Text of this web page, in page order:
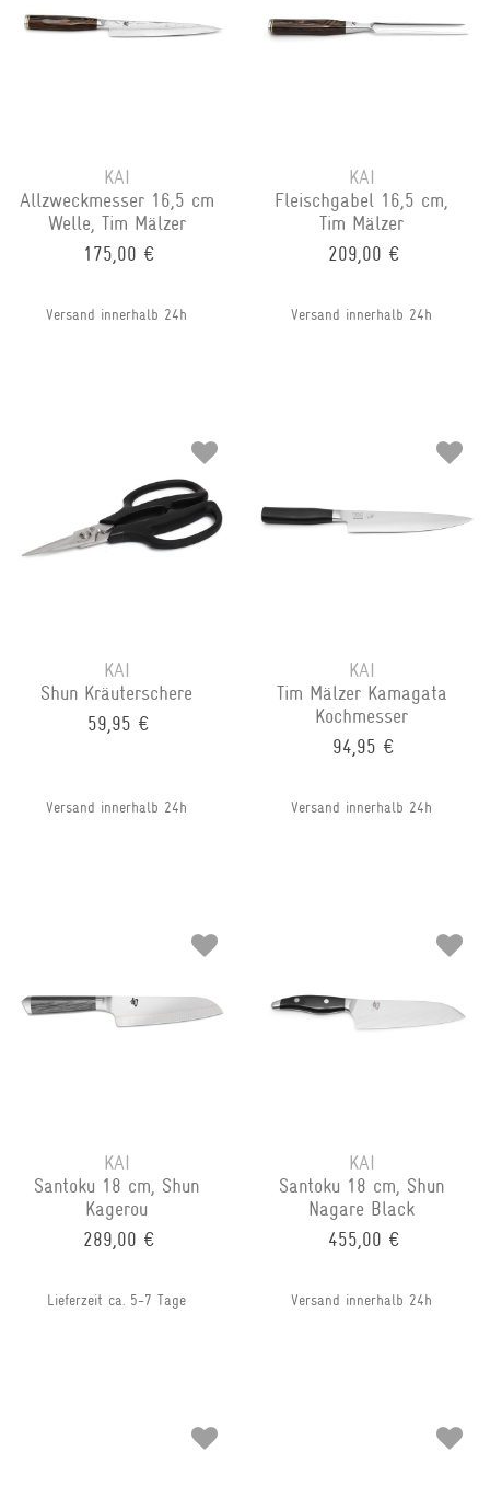
KAI
Allzweckmesser 16,5 cm
Welle, Tim Mälzer
175,00 €
Versand innerhalb 24h
KAI
Fleischgabel 16,5 cm,
Tim Mälzer
209,00 €
Versand innerhalb 24h
KAI
Shun Kräuterschere
59,95 €
Versand innerhalb 24h
KAI
Tim Mälzer Kamagata
Kochmesser
94,95 €
Versand innerhalb 24h
KAI
Santoku 18 cm, Shun
Kagerou
289,00 €
Lieferzeit ca. 5-7 Tage
KAI
Santoku 18 cm, Shun
Nagare Black
455,00 €
Versand innerhalb 24h